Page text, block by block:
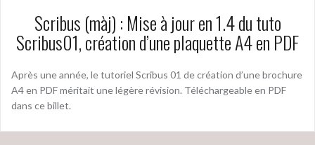
Scribus (màj) : Mise à jour en 1.4 du tuto
Scribus01, création d’une plaquette A4 en PDF
Après une année, le tutoriel Scribus 01 de création d’une brochure
A4 en PDF méritait une légère révision. Téléchargeable en PDF
dans ce billet.